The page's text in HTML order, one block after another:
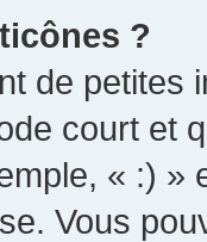
?
de petites
court et
« :) »
Vous